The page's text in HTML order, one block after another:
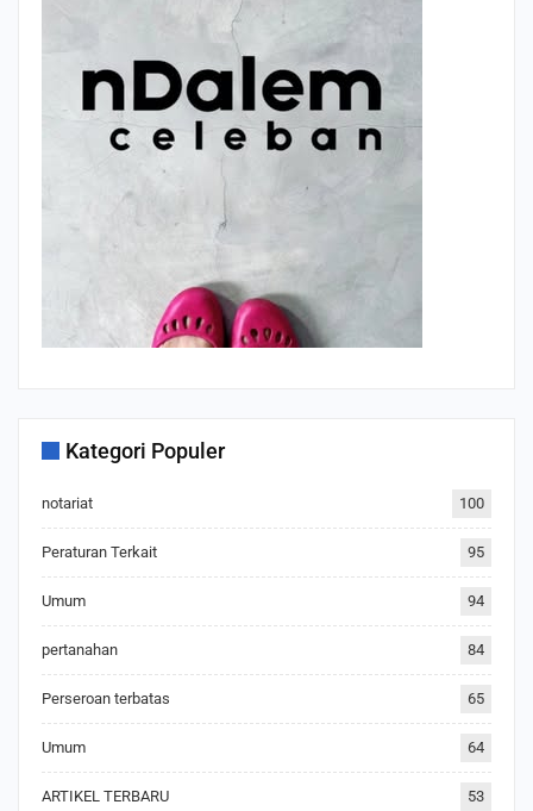
Kategori Populer
notariat 100
Peraturan Terkait 95
Umum 94
pertanahan 84
Perseroan terbatas 65
Umum 64
ARTIKEL TERBARU 53